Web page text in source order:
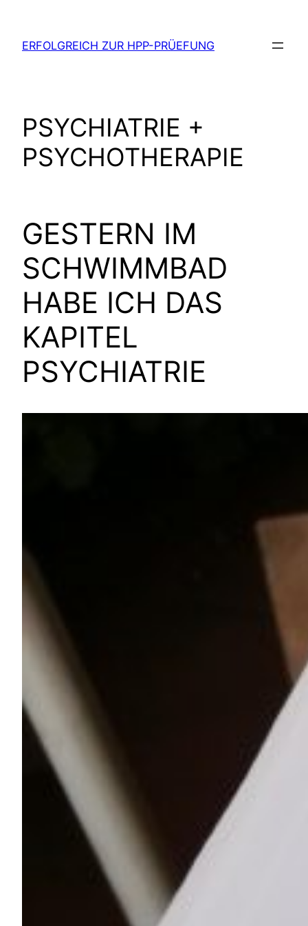
springen
ERFOLGREICH ZUR HPP-PRÜEFUNG
PSYCHIATRIE +
PSYCHOTHERAPIE
GESTERN IM
SCHWIMMBAD
HABE ICH DAS
KAPITEL
PSYCHIATRIE